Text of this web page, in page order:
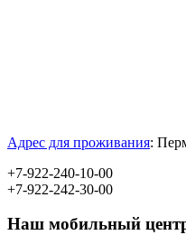
Адрес для проживания:
+7-922-240-10-00
+7-922-242-30-00
Наш мобильный